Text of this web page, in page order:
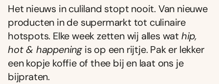
Het nieuws in culiland stopt nooit. Van nieuwe
producten in de supermarkt tot culinaire
hotspots. Elke week zetten wij alles wat hip,
hot & happeningis op een rijtje. Pak er lekker
een kopje koffie of thee bij en laat ons je
bijpraten.